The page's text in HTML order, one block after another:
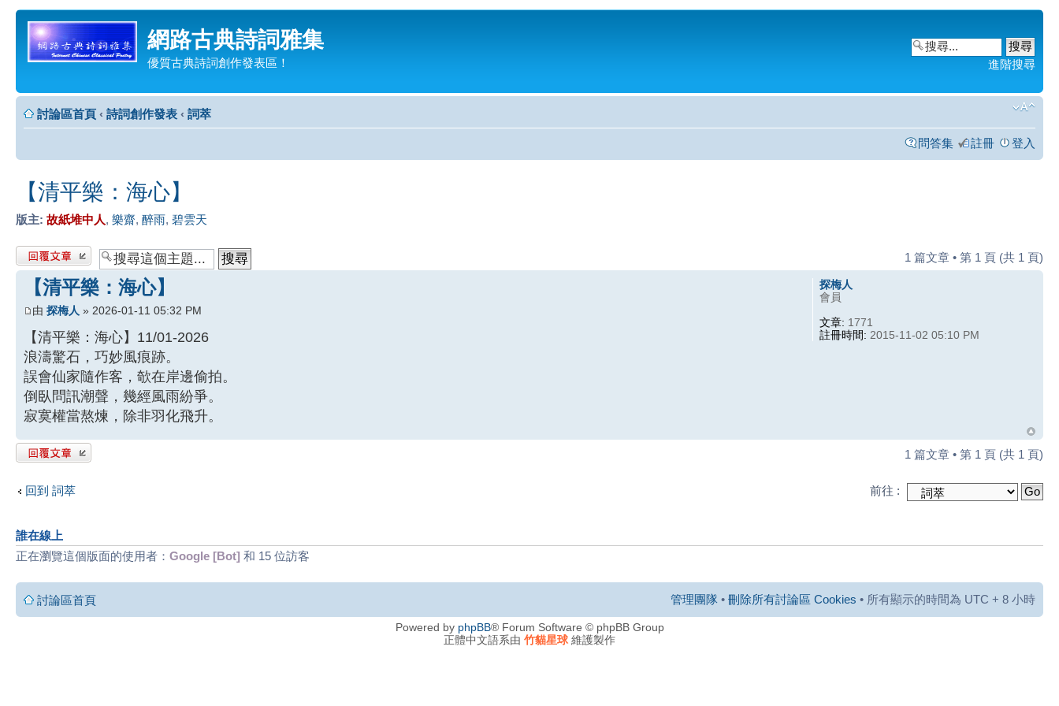
網路古典詩詞雅集
優質古典詩詞創作發表區！ 進階搜尋
討論區首頁 ‹ 詩詞創作發表 ‹ 詞萃
問答集 註冊 登入
【清平樂：海心】
版主: 故紙堆中人, 樂齋, 醉雨, 碧雲天
發表回覆 1 篇文章 • 第 1 頁 (共 1 頁)
【清平樂：海心】
由 探梅人 » 2026-01-11 05:32 PM
【清平樂：海心】11/01-2026
浪濤驚石，巧妙風痕跡。
誤會仙家隨作客，欹在岸邊偷拍。
倒臥問訊潮聲，幾經風雨紛爭。
寂寞權當熬煉，除非羽化飛升。
探梅人
會員
文章: 1771
註冊時間: 2015-11-02 05:10 PM
發表回覆 1 篇文章 • 第 1 頁 (共 1 頁)
回到 詞萃 前往 :
誰在線上
正在瀏覽這個版面的使用者： Google [Bot] 和 15 位訪客
討論區首頁 管理團隊 • 刪除所有討論區 Cookies • 所有顯示的時間為 UTC + 8 小時
Powered by phpBB® Forum Software © phpBB Group
正體中文語系由 竹貓星球 維護製作